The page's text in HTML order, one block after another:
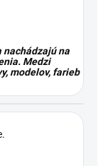
nachádzajú na
Medzi
modelov, farieb